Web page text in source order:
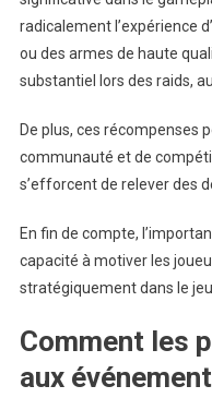
radicalement l’expérience
ou des armes de haute
substantiel lors des raids,
De plus, ces récompenses
communauté et de
s’efforcent de relever des
En fin de compte,
capacité à motiver les
stratégiquement dans le
Comment les
aux